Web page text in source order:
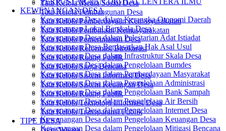
Tata Kelola Media Sosial Desa
Tata Kelola Pembangunan Desa
Tata Kelola Pemberdayaan Kemasyarakatan
Tata Kelola Pembinaan Kemasyarakatan
Tata Kelola Pemerintahan Desa
Tata Kelola Reformasi Birokarasi
Tata Kelola Ruang Publik
Tata Kelola Siaga Bencana
Tata Kelola Sistem Informasi Desa
Tata Kelola Sistem Keuangan Desa
Tata Kelola Ruang Publik
Tata Kelola Teknologi Informasi Desa
Tata Kelola Transparansi Publik
TIPE DESA
KEWENANGAN DESA
Kewenangan Desa dalam Kerangka Otonomi Daerah
Kewenangan Lokal Berskala Desa
Kewenangan Desa dalam Pelestarian Adat Istiadat
Kewenangan Desa Berdasarkan Hak Asal Usul
Kewenangan Desa dalam Infrastruktur Skala Desa
Kewenangan Desa dalam Pengelolaan Bumdes
Kewenangan Desa dalam Pemberdayaan Masyarakat
Kewenangan Desa dalam Pengelolaan Administrasi
Kewenangan Desa dalam Pengelolaan Bank Sampah
Kewenangan Desa dalam Pengelolaan Air Bersih
Kewenangan Desa dalam Pengelolaan Internet Desa
Kewenangan Desa dalam Pengelolaan Keuangan Desa
Kewenangan Desa dalam Pengelolaan Mitigasi Bencana